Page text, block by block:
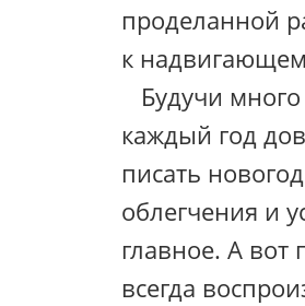
проделанной
к
Будучи
каждый год
писать
облегчения и
главное. А вот
всегда